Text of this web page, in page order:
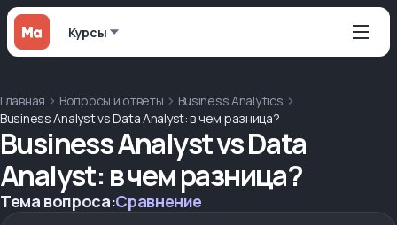
Курсы
Главная Вопросы и ответы
Business Analytics
Business Analyst vs Data Analyst: в чем разница?
Business Analyst vs Data
Analyst: в чем разница?
Тема вопроса:Сравнение